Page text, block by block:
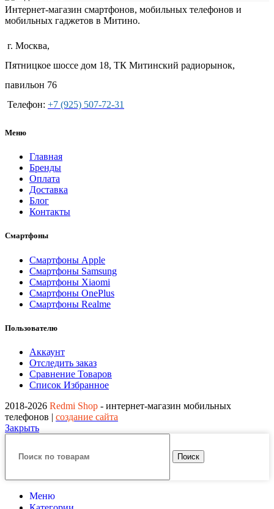
Интернет-магазин смартфонов, мобильных телефонов и
мобильных гаджетов в Митино.
г. Москва,
Пятницкое шоссе дом 18, ТК Митинский радиорынок,
павильон 76
Телефон: +7 (925) 507-72-31
Меню
Главная
Бренды
Оплата
Доставка
Блог
Контакты
Смартфоны
Смартфоны Apple
Смартфоны Samsung
Смартфоны Xiaomi
Смартфоны OnePlus
Смартфоны Realme
Пользователю
Аккаунт
Отследить заказ
Сравнение Товаров
Список Избранное
2018-2026 Redmi Shop - интернет-магазин мобильных
телефонов | создание сайта
Закрыть
Поиск
Меню